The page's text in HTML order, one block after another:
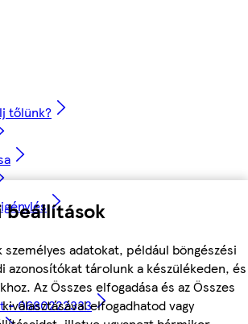
adatokat, például böngészési
azonosítókat tárolunk a készülékeden, és
Az Összes elfogadása és az Összes
elfogadhatod vagy
tőlünk?
- 0680222333